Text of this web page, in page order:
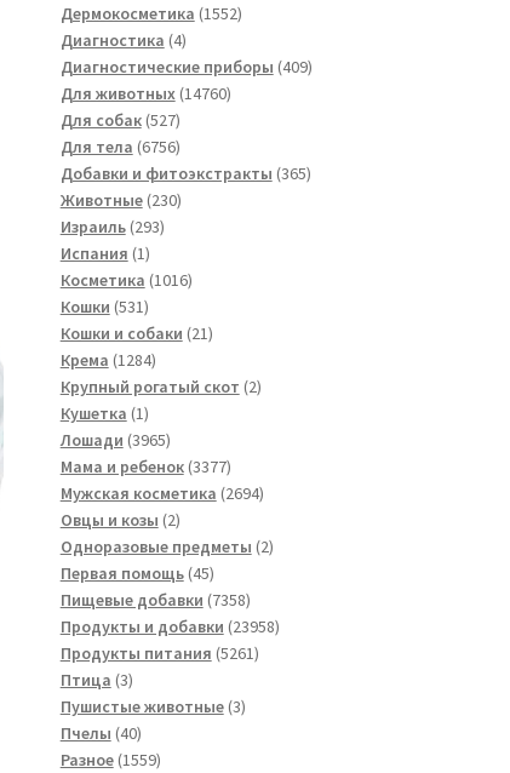
товара
Дермокосметика 15521552
Диагностика 44
товара
Диагностические приборы 409409
Для животных 1476014760
Для собак 527527
товаров
Для тела 67566756
товаров
Добавки и фитоэкстракты 365365
Животные 230230
Израиль 293293
Испания 11
товар
Косметика 10161016
Кошки 531531
товар
Кошки и собаки 2121
Крема 12841284
товара
Крупный рогатый скот 22
Кушетка 11
товар
Лошади 39653965
товаров
Мама и ребенок 33773377
товаров
Мужская косметика 26942694
Овцы и козы 22
товара
Одноразовые предметы 22
Первая помощь 4545
товаров
Пищевые добавки 73587358
товаров
Продукты и добавки 2395823958
Продукты питания 52615261
Птица 33
товара
Пушистые животные 33
Пчелы 4040
товаров
Разное 15591559